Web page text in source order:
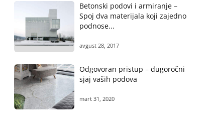
Betonski podovi i armiranje –
Spoj dva materijala koji zajedno
podnose...
avgust 28, 2017
Odgovoran pristup – dugoročni
sjaj vaših podova
mart 31, 2020